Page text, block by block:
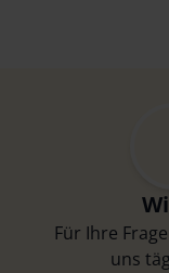
Für Ihre
uns